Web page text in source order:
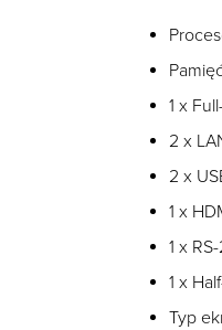
1 x
2 x
2 x
1 x
1 x
1 x
Typ